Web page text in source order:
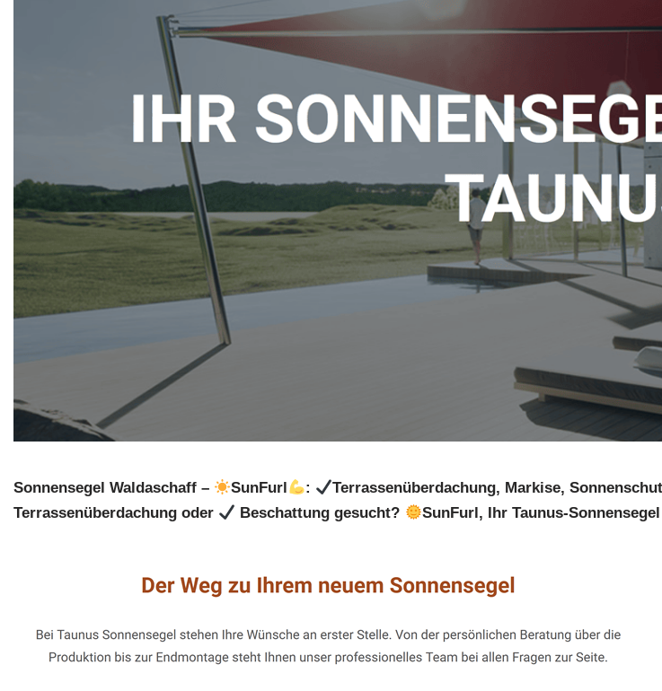
Sonnensegel Waldaschaff – SunFurl : Terrassenüberdachung, Markise,
Terrassenüberdachung oder
Beschattung gesucht? SunFurl, Ihr Taunus-